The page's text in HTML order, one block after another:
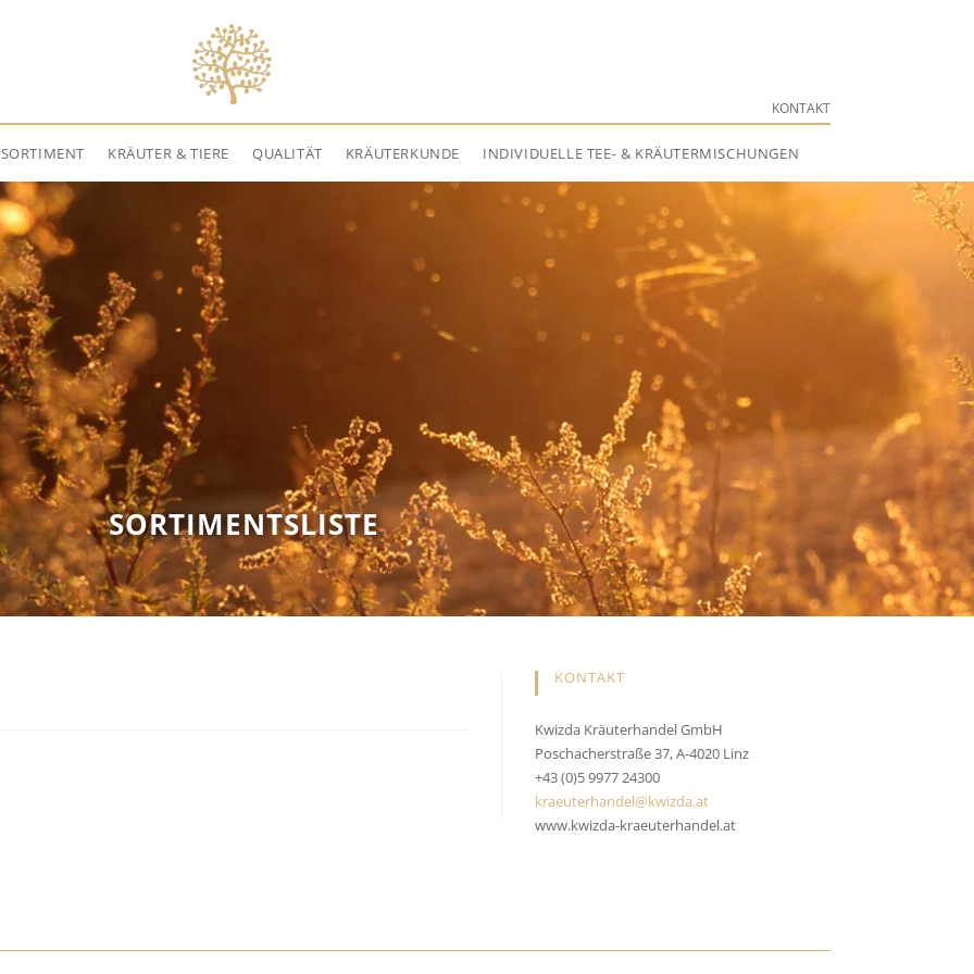
KONTAKT
KRÄUTER & TIERE QUALITÄT KRÄUTERKUNDE INDIVIDUELLE TEE- & KRÄUTERMISCHUNGEN
SORTIMENTSLISTE
KONTAKT
Kwizda Kräuterhandel GmbH
Poschacherstraße 37, A-4020 Linz
+43 (0)5 9977 24300
kraeuterhandel@kwizda.at
www.kwizda-kraeuterhandel.at